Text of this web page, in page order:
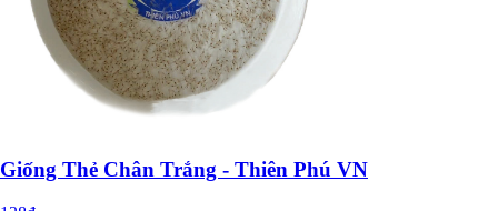
Giống Thẻ Chân Trắng - Thiên Phú VN